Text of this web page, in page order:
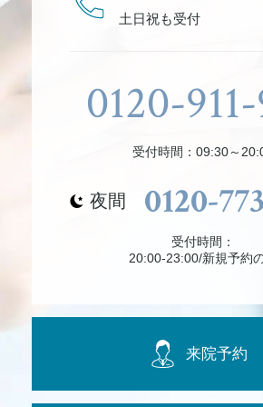
土日祝も受付
0120-
受付時間：09:30～
夜間 0120-
受付時間：
20:00-23:00/新規予約
来院予約